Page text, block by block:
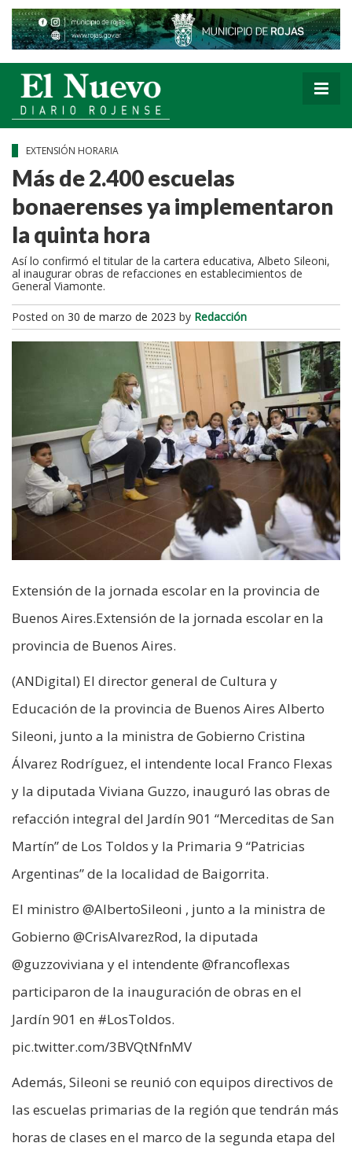
EXTENSIÓN HORARIA
Más de 2.400 escuelas
bonaerenses ya implementaron
la quinta hora
Así lo confirmó el titular de la cartera educativa, Albeto Sileoni,
al inaugurar obras de refacciones en establecimientos de
General Viamonte.
Posted on 30 de marzo de 2023 by Redacción
Extensión de la jornada escolar en la provincia de
Buenos Aires.Extensión de la jornada escolar en la
provincia de Buenos Aires.
(ANDigital) El director general de Cultura y
Educación de la provincia de Buenos Aires Alberto
Sileoni, junto a la ministra de Gobierno Cristina
Álvarez Rodríguez, el intendente local Franco Flexas
y la diputada Viviana Guzzo, inauguró las obras de
refacción integral del Jardín 901 “Merceditas de San
Martín” de Los Toldos y la Primaria 9 “Patricias
Argentinas” de la localidad de Baigorrita.
El ministro @AlbertoSileoni , junto a la ministra de
Gobierno @CrisAlvarezRod, la diputada
@guzzoviviana y el intendente @francoflexas
participaron de la inauguración de obras en el
Jardín 901 en #LosToldos.
pic.twitter.com/3BVQtNfnMV
Además, Sileoni se reunió con equipos directivos de
las escuelas primarias de la región que tendrán más
horas de clases en el marco de la segunda etapa del